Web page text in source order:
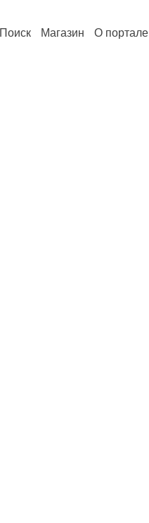
Поиск Магазин О портале